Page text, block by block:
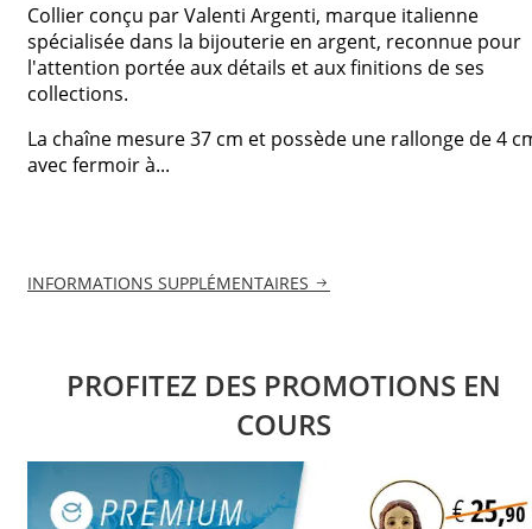
Collier conçu par Valenti Argenti, marque italienne
spécialisée dans la bijouterie en argent, reconnue pour
l'attention portée aux détails et aux finitions de ses
collections.
La chaîne mesure 37 cm et possède une rallonge de 4
avec fermoir à...
INFORMATIONS SUPPLÉMENTAIRES
PROFITEZ DES PROMOTIONS EN
COURS